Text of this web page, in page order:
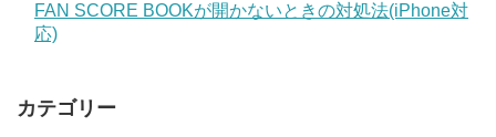
FAN SCORE BOOKが開かないときの対処法(iPhone対
応)
カテゴリー